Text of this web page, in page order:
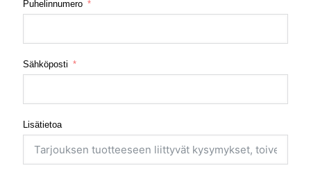
Puhelinnumero
Sähköposti
Lisätietoa